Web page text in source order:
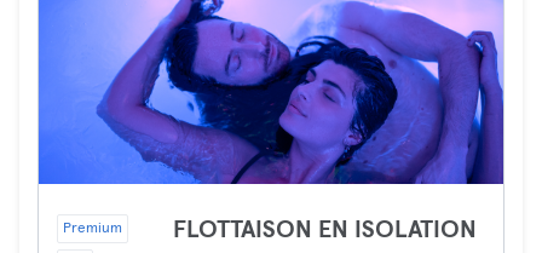
Premium
FLOTTAISON EN ISOLATION